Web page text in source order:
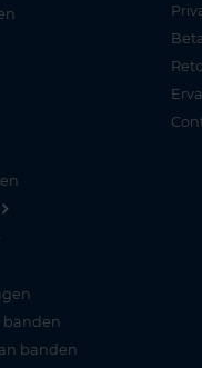
banden
banden